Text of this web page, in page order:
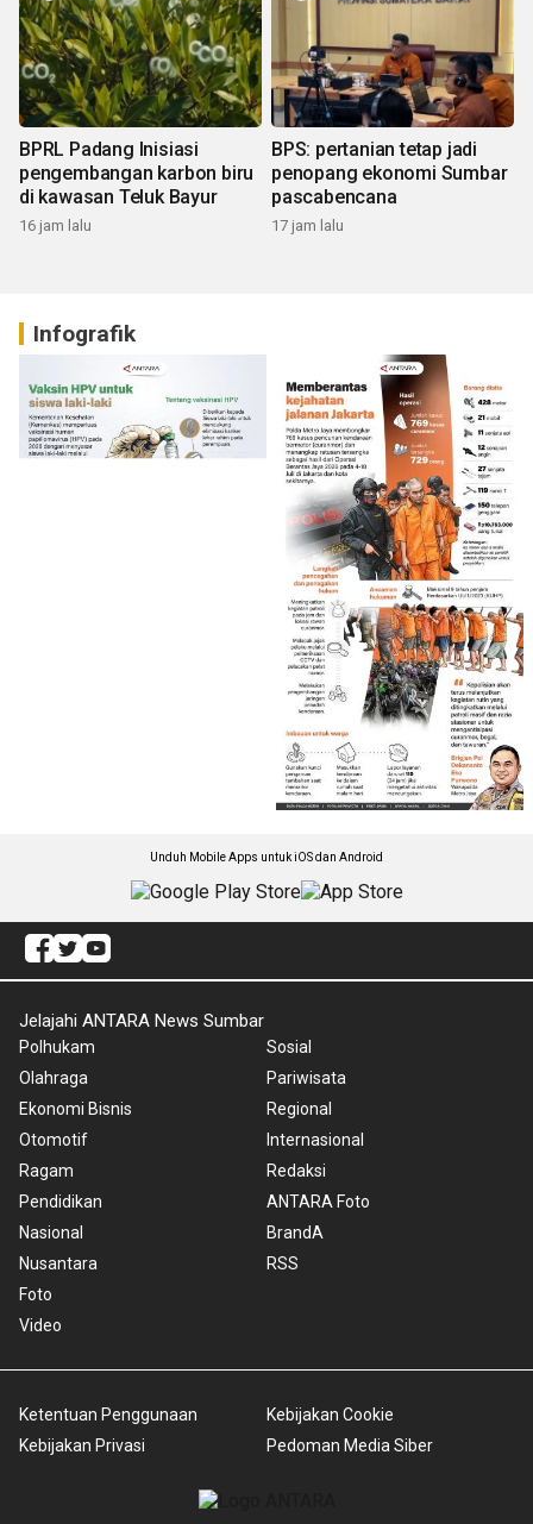
BPRL Padang Inisiasi
pengembangan karbon biru
di kawasan Teluk Bayur
16 jam lalu
BPS: pertanian tetap jadi
penopang ekonomi Sumbar
pascabencana
17 jam lalu
Infografik
Unduh Mobile Apps untuk iOS dan Android
Jelajahi ANTARA News Sumbar
Polhukam
Olahraga
Ekonomi Bisnis
Otomotif
Ragam
Pendidikan
Nasional
Nusantara
Foto
Video
Sosial
Pariwisata
Regional
Internasional
Redaksi
ANTARA Foto
BrandA
RSS
Ketentuan Penggunaan
Kebijakan Privasi
Kebijakan Cookie
Pedoman Media Siber